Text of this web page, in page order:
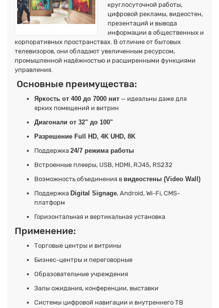
круглосуточной работы,
цифровой рекламы, видеостен,
презентаций и вывода
информации в общественных и
корпоративных пространствах. В отличие от бытовых
телевизоров, они обладают увеличенным ресурсом,
промышленной надёжностью и расширенными функциями
управления.
Основные преимущества:
Яркость от 400 до 7000 нит — идеальны даже для
ярких помещений и витрин
Диагонали от 32" до 100"
Разрешение Full HD, 4K UHD, 8K
Поддержка 24/7 режима работы
Встроенные плееры, USB, HDMI, RJ45, RS232
Возможность объединения в видеостены (Video Wall)
Поддержка Digital Signage, Android, Wi-Fi, CMS-
платформ
Горизонтальная и вертикальная установка
Применение:
Торговые центры и витрины
Бизнес-центры и переговорные
Образовательные учреждения
Залы ожидания, конференции, выставки
Системы цифровой навигации и внутреннего ТВ